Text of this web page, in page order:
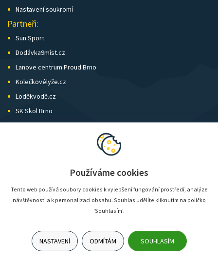
Nastavení soukromí
Partneři:
Sun Sport
Dodávka9míst.cz
Lanove centrum Proud Brno
Kolečkovélyže.cz
Loděkvodě.cz
SK Skol Brno
Biatlon Brno
Používáme cookies
Tento web používá soubory cookies k vylepšení fungování prostředí, analýze
návštěvnosti a k personalizaci obsahu. Souhlas udělíte kliknutím na políčko
'Souhlasím'.
NASTAVENÍ ODMÍTÁM SOUHLASÍM